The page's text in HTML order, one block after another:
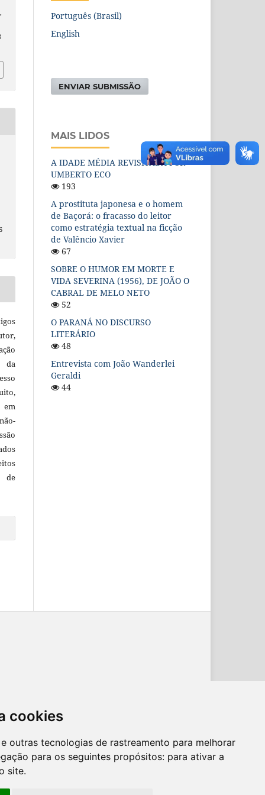
cookies
outras tecnologias de rastreamento para melhorar
para os seguintes propósitos: para ativar a
site.
,
da
de
Português (Brasil)
English
ENVIAR SUBMISSÃO
MAIS LIDOS
A IDADE MÉDIA REVISITADA POR
UMBERTO ECO
193
A prostituta japonesa e o homem
de Baçorá: o fracasso do leitor
como estratégia textual na ficção
de Valêncio Xavier
67
SOBRE O HUMOR EM MORTE E
VIDA SEVERINA (1956), DE JOÃO O
CABRAL DE MELO NETO
52
O PARANÁ NO DISCURSO
LITERÁRIO
48
Entrevista com João Wanderlei
Geraldi
44